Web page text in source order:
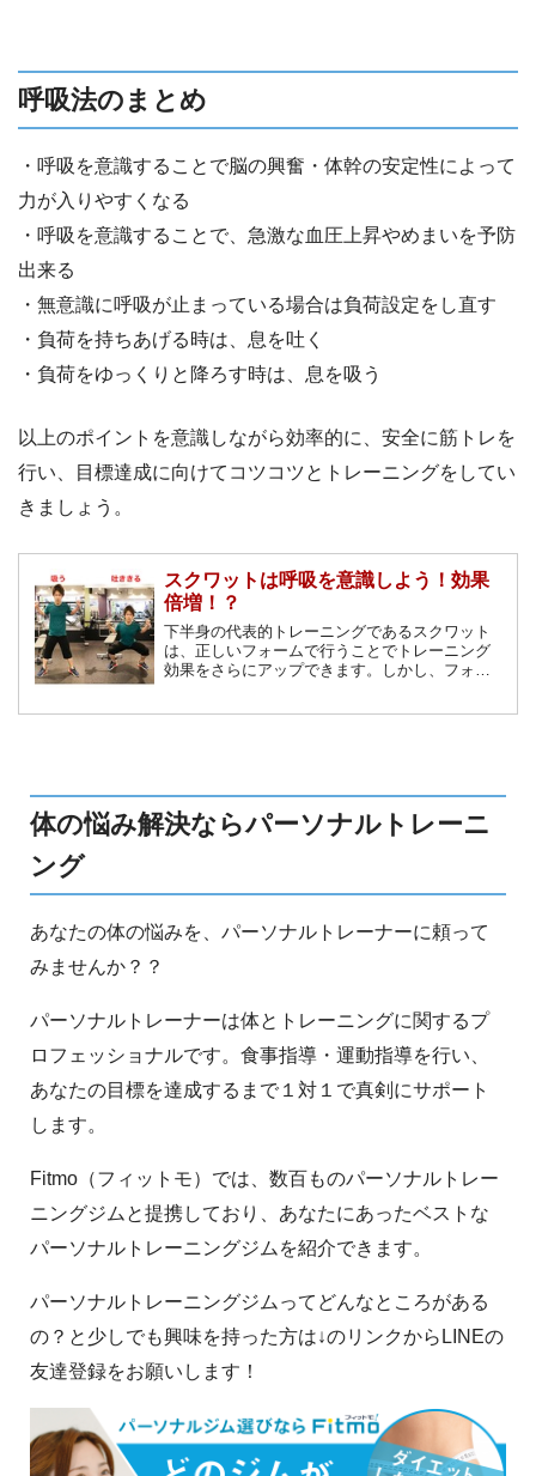
呼吸法のまとめ
・呼吸を意識することで脳の興奮・体幹の安定性によって
力が入りやすくなる
・呼吸を意識することで、急激な血圧上昇やめまいを予防
出来る
・無意識に呼吸が止まっている場合は負荷設定をし直す
・負荷を持ちあげる時は、息を吐く
・負荷をゆっくりと降ろす時は、息を吸う
以上のポイントを意識しながら効率的に、安全に筋トレを
行い、目標達成に向けてコツコツとトレーニングをしてい
きましょう。
スクワットは呼吸を意識しよう！効果
倍増！？
下半身の代表的トレーニングであるスクワット
は、正しいフォームで行うことでトレーニング
効果をさらにアップできます。しかし、フォー
体の悩み解決ならパーソナルトレーニ
ング
あなたの体の悩みを、パーソナルトレーナーに頼って
みませんか？？
パーソナルトレーナーは体とトレーニングに関するプ
ロフェッショナルです。食事指導・運動指導を行い、
あなたの目標を達成するまで１対１で真剣にサポート
します。
Fitmo（フィットモ）では、数百ものパーソナルトレー
ニングジムと提携しており、あなたにあったベストな
パーソナルトレーニングジムを紹介できます。
パーソナルトレーニングジムってどんなところがある
の？と少しでも興味を持った方は↓のリンクからLINEの
友達登録をお願いします！